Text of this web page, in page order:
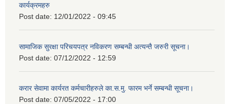
कार्यक्रमहरु
Post date: 12/01/2022 - 09:45
सामाजिक सुरक्षा परिचयपत्र नविकरण सम्बन्धी अत्यन्तै जरुरी सूचना।
Post date: 07/12/2022 - 12:59
करार सेवामा कार्यरत कर्मचारीहरुले का.स.मु. फारम भर्ने सम्बन्धी सूचना।
Post date: 07/05/2022 - 17:00